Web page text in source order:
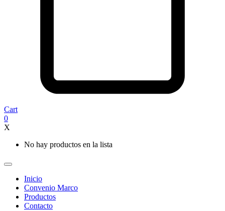
Cart
0
X
No hay productos en la lista
Inicio
Convenio Marco
Productos
Contacto